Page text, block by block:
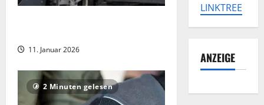
11. Januar 2026
2 Minuten gelesen
LINKTREE
ANZEIGE